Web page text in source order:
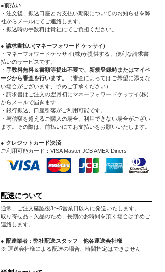
●前払い
・注文後、振込口座とお支払い期限についてのお知らせを弊
社からメールにてご連絡します。
・振込時の手数料は貴社にてご負担ください。
● 請求書払い(マネーフォワード ケッサイ)
・マネーフォワードケッサイ(株)が提供する、便利な請求書
払いのサービスです。
・ 手数料無料＆書類等提出不要で、新規登録時またはマイペ
ージから審査を行います。
（審査によってはご希望に添えな
い場合がございます、予めご了承ください）
・請求書はご注文の翌月初にマネーフォワードケッサイ(株)
からメールで届きます
・銀行振込、口座引落がご利用可能です。
・与信額を超えるご購入の場合、利用できない場合がござい
ます。その際は、前払いにてお支払いをお願いいたします。
● クレジットカード決済
ご利用可能カード：VISA Master JCB AMEX Diners
配送について
通常、ご注文確認後3〜5営業日以内に発送いたします。
取り寄せ品・欠品のため、長期のお時間を頂く場合は予めご
連絡します。
● 配達業者：弊社配送スタッフ 他各運送会社様
※ 運送会社様による配達の場合、時間指定はできません